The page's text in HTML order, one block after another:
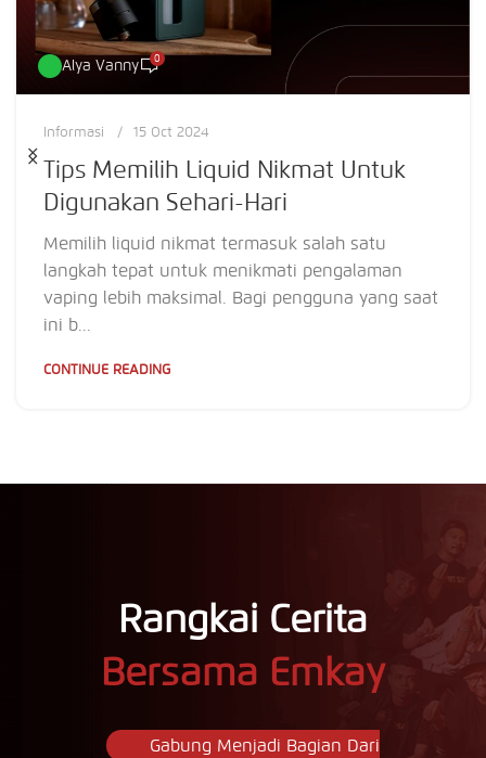
Alya Vanny 0
Informasi 15 Oct 2024
Tips Memilih Liquid Nikmat Untuk
Digunakan Sehari-Hari
Memilih liquid nikmat termasuk salah satu
langkah tepat untuk menikmati pengalaman
vaping lebih maksimal. Bagi pengguna yang saat
ini b...
CONTINUE READING
Rangkai Cerita
Bersama Emkay
Gabung Menjadi Bagian Dari